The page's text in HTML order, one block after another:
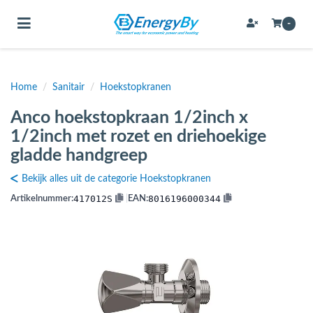
(Bevestigingsmateriaal / schroeven)
(Buffervaten, hygiene boilers & boilervaten)
(Buizen & leidingen)
(Expansievaten)
Toggle navigation -
Home / Sanitair / Hoekstopkranen
Anco hoekstopkraan 1/2inch x
1/2inch met rozet en driehoekige
gladde handgreep
Bekijk alles uit de categorie Hoekstopkranen
Artikelnummer:417012S EAN:8016196000344